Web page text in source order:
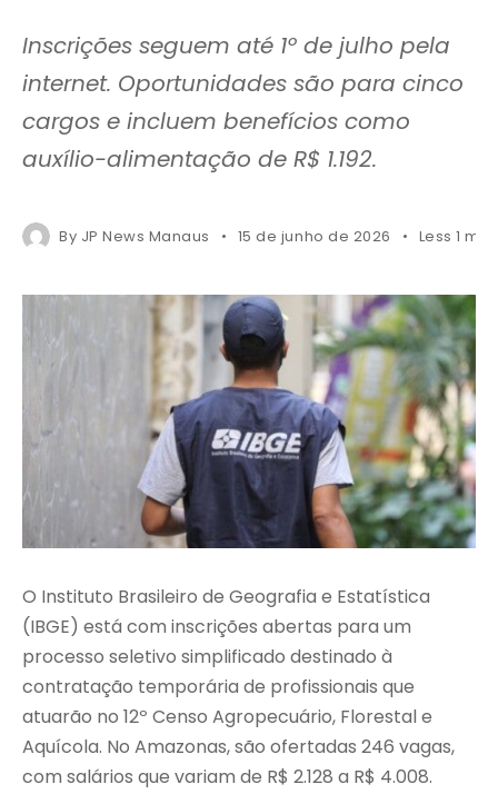
Inscrições seguem até 1º de julho pela
internet. Oportunidades são para cinco
cargos e incluem benefícios como
auxílio-alimentação de R$ 1.192.
By JP News Manaus 15 de junho de 2026 Less 1
O Instituto Brasileiro de Geografia e Estatística
(IBGE) está com inscrições abertas para um
processo seletivo simplificado destinado à
contratação temporária de profissionais que
atuarão no 12º Censo Agropecuário, Florestal e
Aquícola. No Amazonas, são ofertadas 246 vagas,
com salários que variam de R$ 2.128 a R$ 4.008.